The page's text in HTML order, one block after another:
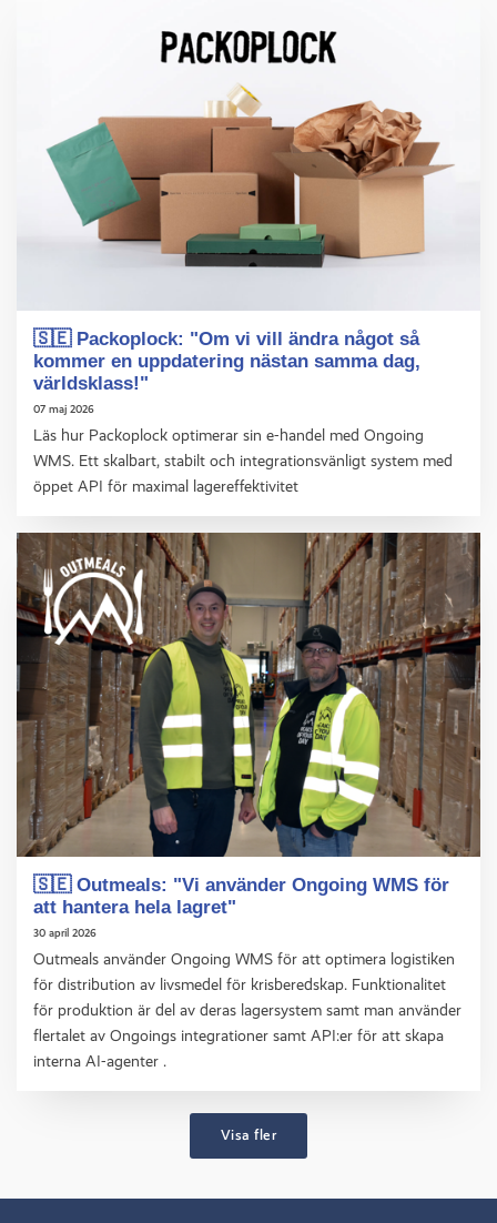
🇸🇪 Packoplock: "Om vi vill ändra något så
kommer en uppdatering nästan samma dag,
världsklass!"
07 maj 2026
Läs hur Packoplock optimerar sin e-handel med Ongoing
WMS. Ett skalbart, stabilt och integrationsvänligt system med
öppet API för maximal lagereffektivitet
🇸🇪 Outmeals: "Vi använder Ongoing WMS för
att hantera hela lagret"
30 april 2026
Outmeals använder Ongoing WMS för att optimera logistiken
för distribution av livsmedel för krisberedskap. Funktionalitet
för produktion är del av deras lagersystem samt man använder
flertalet av Ongoings integrationer samt API:er för att skapa
interna AI-agenter .
Visa fler